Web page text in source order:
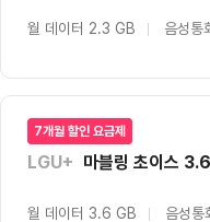
월 데이터 2.3 GB 음성통
7개월 할인 요금제
LGU+ 마블링 초이스
월 데이터 3.6 GB 음성통